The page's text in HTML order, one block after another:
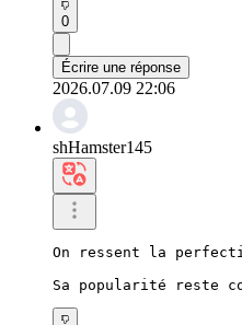
0
Écrire une réponse
2026.07.09 22:06
shHamster145
On ressent la
Sa popularité reste